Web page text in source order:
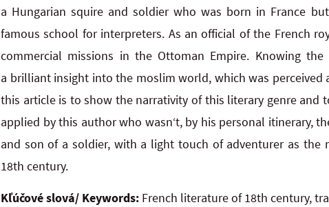
a Hungarian squire and soldier who was born in France
famous school for interpreters. As an official of the French
commercial missions in the Ottoman Empire. Knowing
a brilliant insight into the moslim world, which was perceived
this article is to show the narrativity of this literary genre and
applied by this author who wasn‘t, by his personal itinerary,
and son of a soldier, with a light touch of adventurer as
18th century.
Kľúčové slová/ Keywords: French literature of 18th century,